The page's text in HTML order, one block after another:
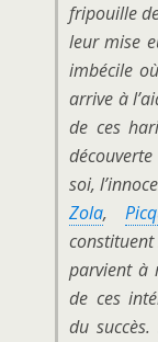
fripouille
leur mise
imbécile
arrive à
de ces
soi,
Zola,
parvient à
de ces
du